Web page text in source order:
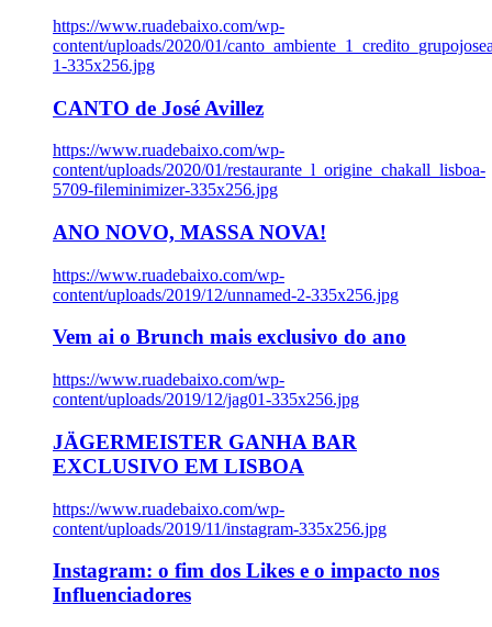
https://www.ruadebaixo.com/wp-
content/uploads/2020/01/
1-335x256.jpg
CANTO de José Avillez
https://www.ruadebaixo.com/wp-
content/uploads/2020/01/restaurante_l_origine_chakall_lisboa-
5709-fileminimizer-335x256.jpg
ANO NOVO, MASSA NOVA!
https://www.ruadebaixo.com/wp-
content/uploads/2019/12/unnamed-2-335x256.jpg
Vem ai o Brunch mais exclusivo do ano
https://www.ruadebaixo.com/wp-
content/uploads/2019/12/jag01-335x256.jpg
JÄGERMEISTER GANHA BAR
EXCLUSIVO EM LISBOA
https://www.ruadebaixo.com/wp-
content/uploads/2019/11/instagram-335x256.jpg
Instagram: o fim dos Likes e o impacto nos
Influenciadores